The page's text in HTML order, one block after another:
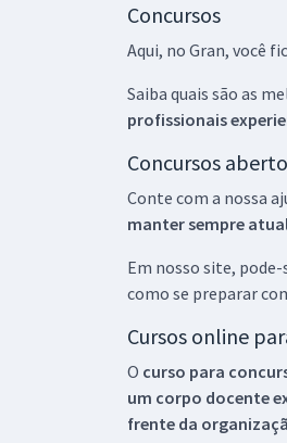
Concursos
Aqui, no Gran, você
Saiba quais são as
profissionais
Concursos
Conte com a nossa
manter sempre
Em nosso site,
como se preparar
Cursos online
O curso para
um corpo docente
frente da